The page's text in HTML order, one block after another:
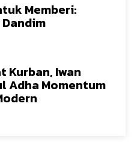
Memberi:
Kurban, Iwan
Adha Momentum